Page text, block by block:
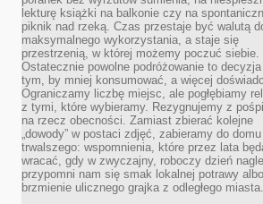
lekturę książki na balkonie czy na
piknik nad rzeką. Czas przestaje być walutą
maksymalnego wykorzystania, a staje się
przestrzenią, w której możemy poczuć siebie.
Ostatecznie powolne podróżowanie to
tym, by mniej konsumować, a więcej
Ograniczamy liczbę miejsc, ale pogłębiamy
z tymi, które wybieramy. Rezygnujemy z
na rzecz obecności. Zamiast zbierać kolejne
„dowody” w postaci zdjęć, zabieramy do
trwalszego: wspomnienia, które przez lata
wracać, gdy w zwyczajny, roboczy dzień nagle
przypomni nam się smak lokalnej potrawy albo
brzmienie ulicznego grajka z odległego miasta.